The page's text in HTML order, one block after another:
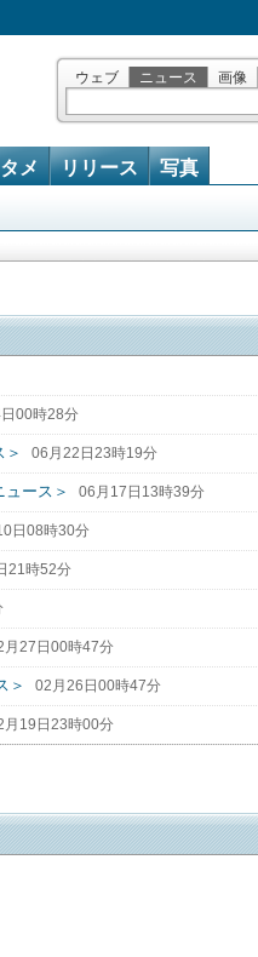
ウェブ ニュース 画像
メ リリース 写真
00時28分
06月22日23時19分
ース＞ 06月17日13時39分
日08時30分
21時52分
月27日00時47分
＞ 02月26日00時47分
月19日23時00分